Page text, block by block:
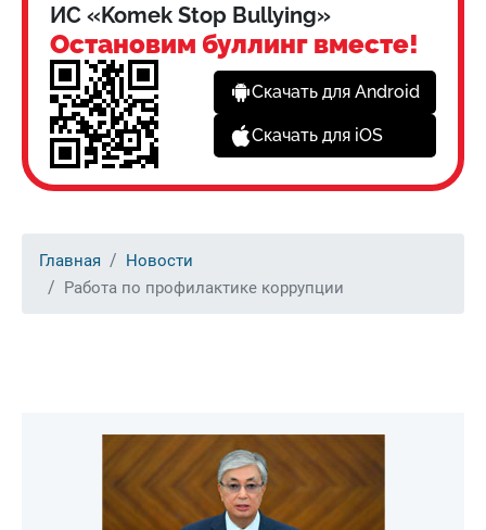
ИС «Komek Stop Bullying»
Остановим буллинг вместе!
Скачать для Android
Скачать для iOS
Главная
Новости
Работа по профилактике коррупции